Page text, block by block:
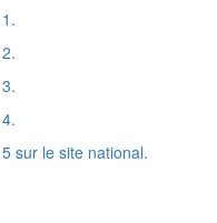
sur le site national.